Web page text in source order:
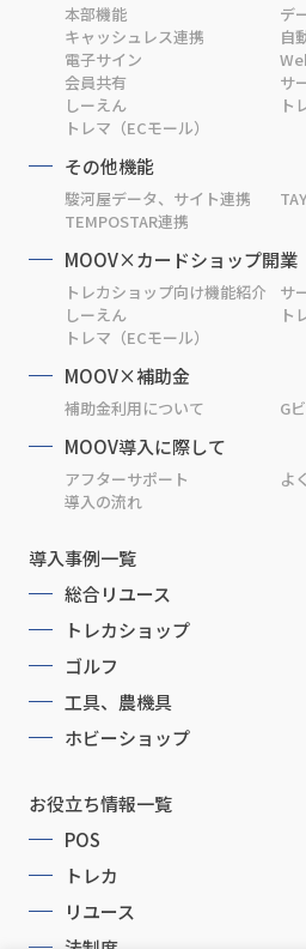
本部機能
デ
キャッシュレス連携
自
電子サイン
会員共有
サ
しーえん
ト
トレマ（ECモール）
その他機能
駿河屋データ、サイト連携
TEMPOSTAR連携
MOOV×カードショップ開業
トレカショップ向け機能紹介
サ
しーえん
ト
トレマ（ECモール）
MOOV×補助金
補助金利用について G
MOOV導入に際して
アフターサポート
よ
導入の流れ
導入事例一覧
総合リユース
トレカショップ
ゴルフ
工具、農機具
ホビーショップ
お役立ち情報一覧
POS
トレカ
リユース